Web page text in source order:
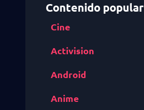
Contenido popular
Cine
Activision
Android
Anime